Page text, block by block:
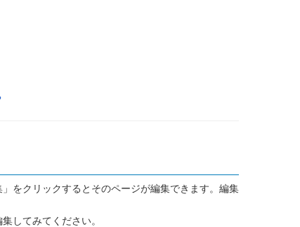
をクリックするとそのページが編集できます。編集
してみてください。